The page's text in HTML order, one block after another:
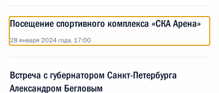
Посещение спортивного комплекса «СКА Арена»
28 января 2024 года, 17:00
Встреча с губернатором Санкт-Петербурга
Александром Бегловым